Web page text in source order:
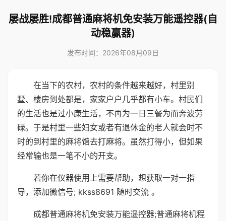
屡战屡胜!成都普通麻将机免安装万能遥控器(自
动稳赢器)
发布时间：2026年08月09日
在当下的农村，农村的条件越来越好，村里别
墅、楼房到处都是，家家户户几乎都有小车。村民们
的生活也是过小康生活，不再为一日三餐为而奔波劳
碌。于是村里一些妇女或者有退休金的老人就会时不
时的到村里的麻将馆去打麻将。虽然打得小，但如果
经常输也是一笔不小的开支。
若你在仪器使用上需要帮助，想获取一对一指
导，添加微信号; kkss8691 随时交流 。
成都普通麻将机免安装万能遥控器;普通麻将机程